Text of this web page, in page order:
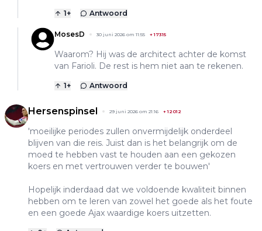
1+ Antwoord
MosesD 30 juni 2026 om 11:55 +17315
Waarom? Hij was de architect achter de komst
van Farioli. De rest is hem niet aan te rekenen.
1+ Antwoord
Hersenspinsel 29 juni 2026 om 21:16 +12012
'moeilijke periodes zullen onvermijdelijk onderdeel
blijven van die reis. Juist dan is het belangrijk om de
moed te hebben vast te houden aan een gekozen
koers en met vertrouwen verder te bouwen'
Hopelijk inderdaad dat we voldoende kwaliteit binnen
hebben om te leren van zowel het goede als het foute
en een goede Ajax waardige koers uitzetten.